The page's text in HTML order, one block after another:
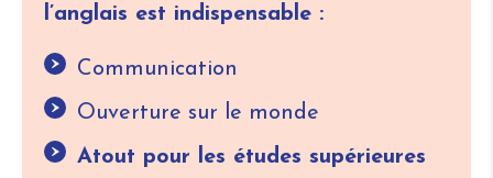
l’anglais est indispensable :
Communication
Ouverture sur le monde
Atout pour les études supérieures